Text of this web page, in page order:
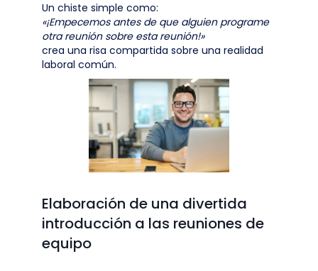
Un chiste simple como:
«¡Empecemos antes de que alguien programe
otra reunión sobre esta reunión!»
crea una risa compartida sobre una realidad
laboral común.
Elaboración de una divertida
introducción a las reuniones de
equipo